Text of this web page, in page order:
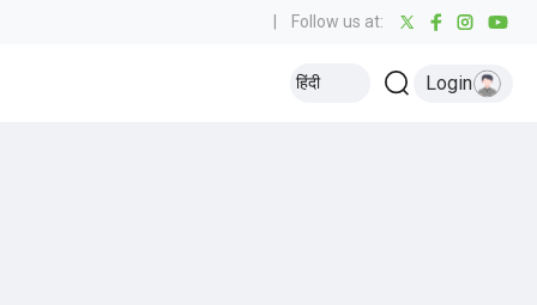
Follow us at:
हिंदी Login